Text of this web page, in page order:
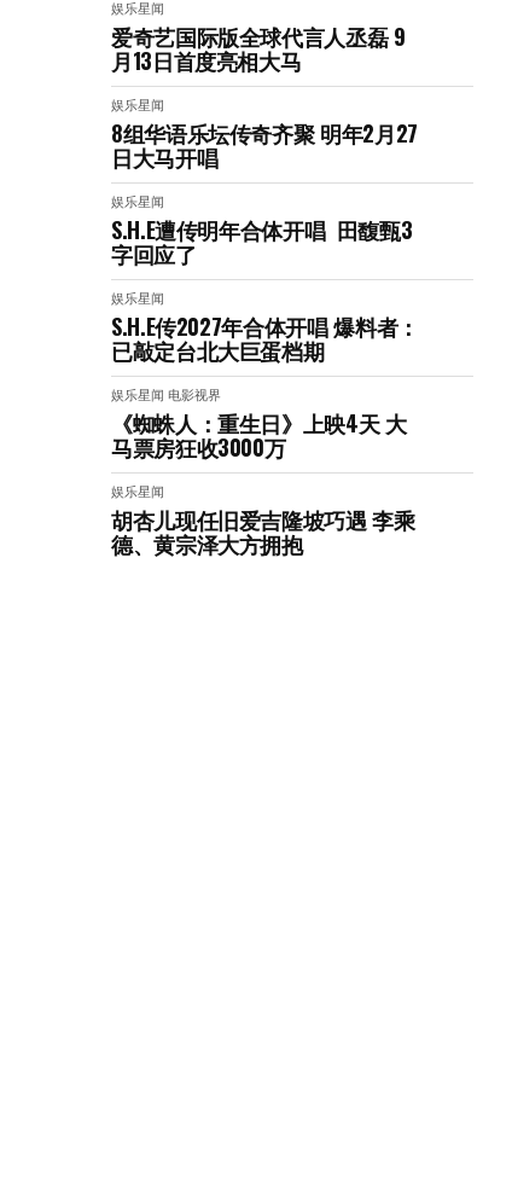
娱乐星闻
爱奇艺国际版全球代言人丞磊 9
月13日首度亮相大马
娱乐星闻
8组华语乐坛传奇⻬聚 明年2月27
日大马开唱
娱乐星闻
S.H.E遭传明年合体开唱 田馥甄3
字回应了
娱乐星闻
S.H.E传2027年合体开唱 爆料者：
已敲定台北大巨蛋档期
娱乐星闻 电影视界
《蜘蛛人：重生日》上映4天 大
马票房狂收3000万
娱乐星闻
胡杏儿现任旧爱吉隆坡巧遇 李乘
德、黄宗泽大方拥抱